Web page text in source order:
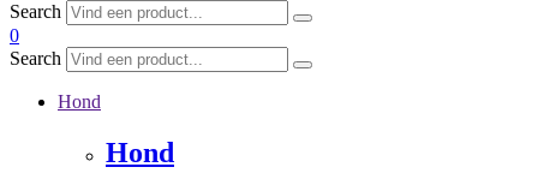
Search
0
Search
Hond
Hond